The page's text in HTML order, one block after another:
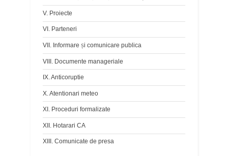
V. Proiecte
VI. Parteneri
VII. Informare și comunicare publica
VIII. Documente manageriale
IX. Anticoruptie
X. Atentionari meteo
XI. Proceduri formalizate
XII. Hotarari CA
XIII. Comunicate de presa